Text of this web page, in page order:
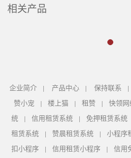
相关产品
企业简介 | 产品中心 | 保持联系
赞小宠 | 楼上猫| 租赞 | 快领网
统 | 信用租赁系统 | 免押租赁系统
租赁系统| 赞晨租赁系统| 小程序
扣小程序| 信用租赁小程序| 信用